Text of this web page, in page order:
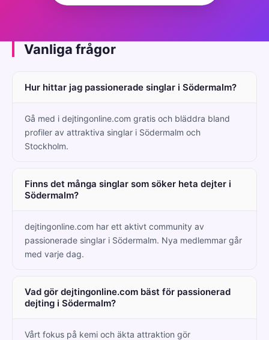
Vanliga frågor
Hur hittar jag passionerade singlar i Södermalm?
Gå med i dejtingonline.com gratis och bläddra bland
profiler av attraktiva singlar i Södermalm och
Stockholm.
Finns det många singlar som söker heta dejter i
Södermalm?
dejtingonline.com har ett aktivt community av
passionerade singlar i Södermalm. Nya medlemmar går
med varje dag.
Vad gör dejtingonline.com bäst för passionerad
dejting i Södermalm?
Vårt fokus på kemi och äkta attraktion gör